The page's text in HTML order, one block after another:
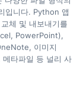
입니다. Python 앱
체 및 내보내기를
PowerPoint),
이미지
타파일 등 널리 사